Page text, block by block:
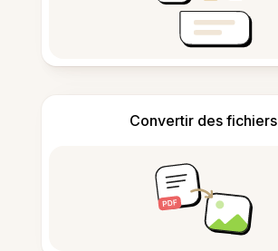
Convertir des fichiers